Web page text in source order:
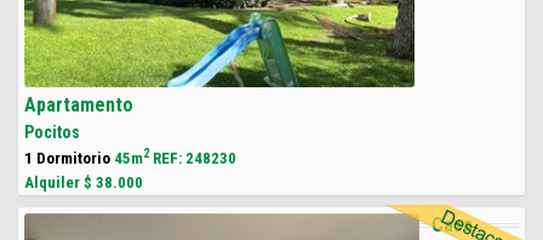
Apartamento
Pocitos
1 Dormitorio 45m2REF: 248230
Alquiler $ 38.000
Casa